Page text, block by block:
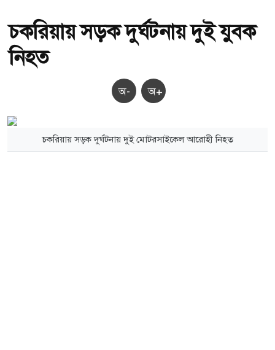
চকরিয়ায় সড়ক দুর্ঘটনায় দুই যুবক
নিহত
অ- অ+
চকরিয়ায় সড়ক দুর্ঘটনায় দুই মোটরসাইকেল আরোহী নিহত